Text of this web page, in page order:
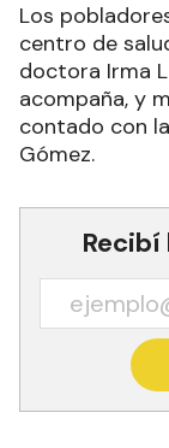
Los
centro de
doctora Irma
acompaña, y
contado con
Gómez.